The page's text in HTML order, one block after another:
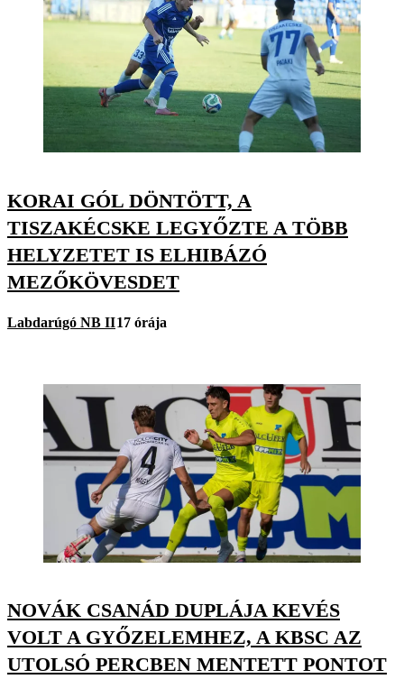
KORAI GÓL DÖNTÖTT, A
TISZAKÉCSKE LEGYŐZTE A TÖBB
HELYZETET IS ELHIBÁZÓ
MEZŐKÖVESDET
Labdarúgó NB II17 órája
NOVÁK CSANÁD DUPLÁJA KEVÉS
VOLT A GYŐZELEMHEZ, A KBSC AZ
UTOLSÓ PERCBEN MENTETT PONTOT